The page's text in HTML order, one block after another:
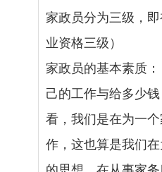
家政员分为三级，
业资格三级）
家政员的基本素质
己的工作与给多少
看，我们是在为一
作，这也算是我们